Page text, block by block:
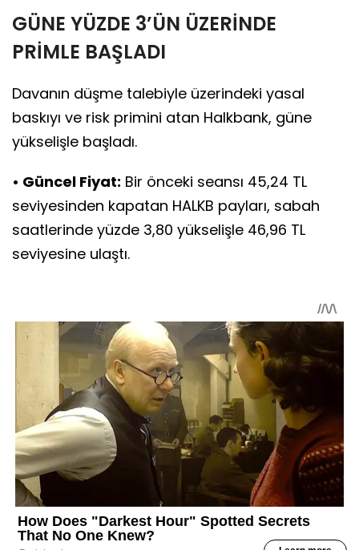
GÜNE YÜZDE 3’ÜN ÜZERİNDE
PRİMLE BAŞLADI
Davanın düşme talebiyle üzerindeki yasal
baskıyı ve risk primini atan Halkbank, güne
yükselişle başladı.
• Güncel Fiyat: Bir önceki seansı 45,24 TL
seviyesinden kapatan HALKB payları, sabah
saatlerinde yüzde 3,80 yükselişle 46,96 TL
seviyesine ulaştı.